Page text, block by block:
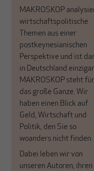
MAKROSKOP
wirtschaftspolitische
Themen aus einer
postkeynesianischen
Perspektive und ist
in Deutschland
MAKROSKOP steht für
das große Ganze. Wir
haben einen Blick auf
Geld, Wirtschaft und
Politik, den Sie so
woanders nicht finden.
Dabei leben wir von
unseren Autoren, ihren